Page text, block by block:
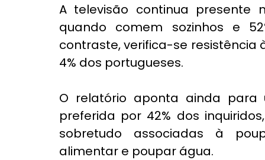
A televisão continua presente
quando comem sozinhos e
contraste, verifica-se resistência
4% dos portugueses.
O relatório aponta ainda para
preferida por 42% dos
sobretudo associadas à
alimentar e poupar água.